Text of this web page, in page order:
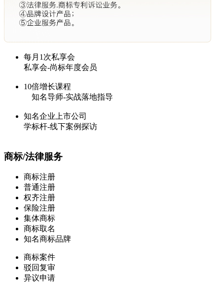
每月1次私享会
私享会-尚标年度会员
10倍增长课程
知名导师-实战落地指导
知名企业上市公司
学标杆-线下案例探访
商标/法律服务
商标注册
普通注册
权齐注册
保险注册
集体商标
商标取名
知名商标品牌
商标案件
驳回复审
异议申请